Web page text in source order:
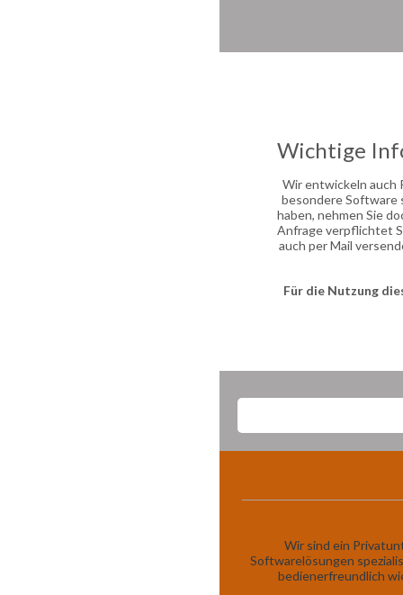
Wichtige
Wir entwickeln auch
besondere Software
haben, nehmen Sie
Anfrage verpflichtet
auch per Mail
Für die Nutzung
Wir sind ein
Softwarelösungen
bedienerfreundlich